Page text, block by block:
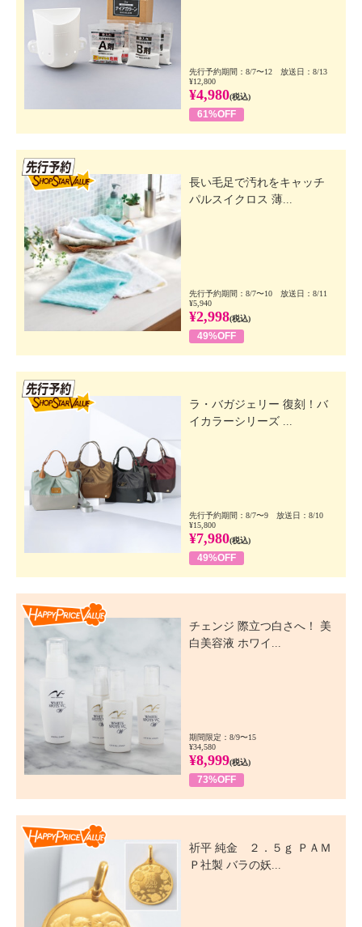
先行予約期間：8/7〜12 放送日：8/13
¥12,800
¥4,980(税込)
61%OFF
長い毛足で汚れをキャッチ
パルスイクロス 薄...
先行予約期間：8/7〜10 放送日：8/11
¥5,940
¥2,998(税込)
49%OFF
ラ・バガジェリー 復刻！バ
イカラーシリーズ ...
先行予約期間：8/7〜9 放送日：8/10
¥15,800
¥7,980(税込)
49%OFF
チェンジ 際立つ白さへ！ 美
白美容液 ホワイ...
期間限定：8/9〜15
¥34,580
¥8,999(税込)
73%OFF
祈平 純金 ２．５ｇ ＰＡＭ
Ｐ社製 バラの妖...